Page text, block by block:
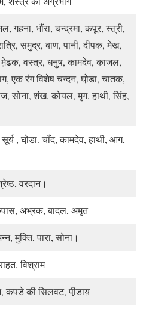
गहना, भौंरा, चन्द्रमा, कपूर, स्त्री,
समुद्र, बाण, पानी, दीपक, मेख,
वस्त्र, धनुष, कामदेव, काजल,
एक रंग विशेष चन्दन, घो़डा, चातक,
सोना, शंख, कोयल, मृग, हाथी, सिंह,
, घो़डा. चाँद, कामदेव, हाथी, आग,
वरदान।
अभ्रक, बादल, अमृत
मुक्ति, पारा, सोना।
विश्राम
कपडे की सिलवट, पी़डाय़